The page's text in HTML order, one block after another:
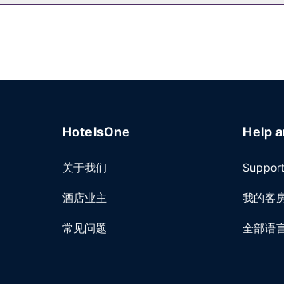
HotelsOne
关于我们
酒店业主
常见问题
Help
Support
我的客
全部语